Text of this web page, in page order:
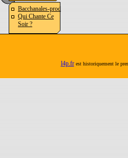
Bacchanales-prod
Qui Chante Ce
Soir ?
l4p.frest historiquement le